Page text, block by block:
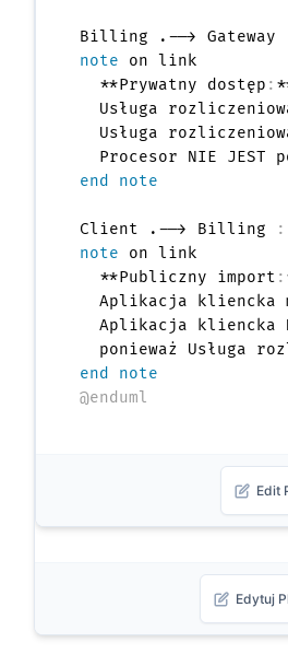
Billing .--> Gateway
note on link
  **Prywatny dostęp
:
Usługa
Usługa
end note
Client .--> Billing :
note on link
  **Publiczny import
:
Aplikacja kliencka
Aplikacja kliencka
end note
@enduml
Edit
Edytuj